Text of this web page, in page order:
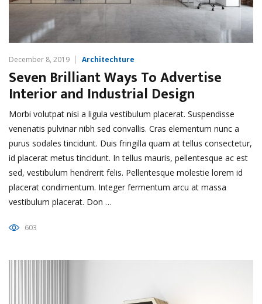
December 8, 2019 Architechture
Seven Brilliant Ways To Advertise
Interior and Industrial Design
Morbi volutpat nisi a ligula vestibulum placerat. Suspendisse
venenatis pulvinar nibh sed convallis. Cras elementum nunc a
purus sodales tincidunt. Duis fringilla quam at tellus consectetur,
id placerat metus tincidunt. In tellus mauris, pellentesque ac est
sed, vestibulum hendrerit felis. Pellentesque molestie lorem id
placerat condimentum. Integer fermentum arcu at massa
vestibulum placerat. Don …
603